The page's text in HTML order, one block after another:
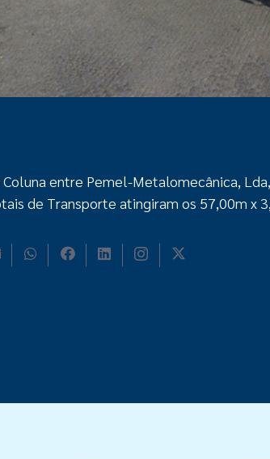
entre Pemel-Metalomecânica,
de Transporte atingiram os 57,00m x